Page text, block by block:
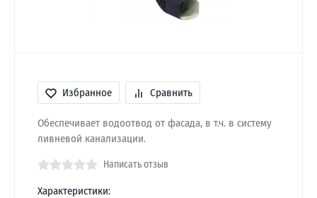
Избранное Сравнить
Обеспечивает водоотвод от фасада, в т.ч. в систему
ливневой канализации.
Написать отзыв
Характеристики: